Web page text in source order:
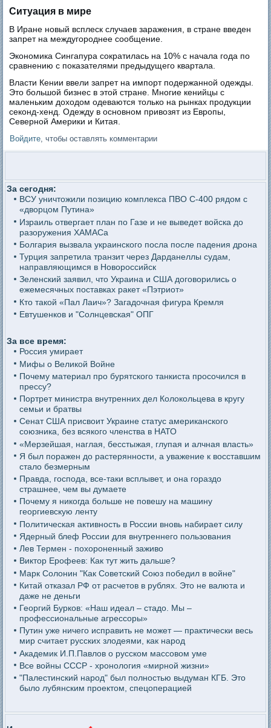
Ситуация в мире
В Иране новый всплеск случаев заражения, в стране введен
запрет на междугороднее сообщение.
Экономика Сингапура сократилась на 10% с начала года по
сравнению с показателями предыдущего квартала.
Власти Кении ввели запрет на импорт подержанной одежды.
Это большой бизнес в этой стране. Многие кенийцы с
маленьким доходом одеваются только на рынках продукции
секонд-хенд. Одежду в основном привозят из Европы,
Северной Америки и Китая.
Войдите, чтобы оставлять комментарии
За сегодня:
ВСУ уничтожили позицию комплекса ПВО С-400 рядом с
«дворцом Путина»
Израиль отвергает план по Газе и не выведет войска до
разоружения ХАМАСа
Болгария вызвала украинского посла после падения дрона
Турция запретила транзит через Дарданеллы судам,
направляющимся в Новороссийск
Зеленский заявил, что Украина и США договорились о
ежемесячных поставках ракет «Пэтриот»
Кто такой «Пал Лаич»? Загадочная фигура Кремля
Евтушенков и "Солнцевская" ОПГ
За все время:
Россия умирает
Мифы о Великой Войне
Почему материал про бурятского танкиста просочился в
прессу?
Портрет министра внутренних дел Колокольцева в кругу
семьи и братвы
Сенат США присвоит Украине статус американского
союзника, без всякого членства в НАТО
«Мерзейшая, наглая, бесстыжая, глупая и алчная власть»
Я был поражен до растерянности, а уважение к восставшим
стало безмерным
Правда, господа, все-таки всплывет, и она гораздо
страшнее, чем вы думаете
Почему я никогда больше не повешу на машину
георгиевскую ленту
Политическая активность в России вновь набирает силу
Ядерный блеф России для внутреннего пользования
Лев Термен - похороненный заживо
Виктор Ерофеев: Как тут жить дальше?
Марк Солонин "Как Советский Союз победил в войне"
Китай отказал РФ от расчетов в рублях. Это не валюта и
даже не деньги
Георгий Бурков: «Наш идеал – стадо. Мы –
профессиональные агрессоры»
Путин уже ничего исправить не может — практически весь
мир считает русских злодеями, как народ
Академик И.П.Павлов о русском массовом уме
Все войны СССР - хронология «мирной жизни»
"Палестинский народ" был полностью выдуман КГБ. Это
было лубянским проектом, спецоперацией